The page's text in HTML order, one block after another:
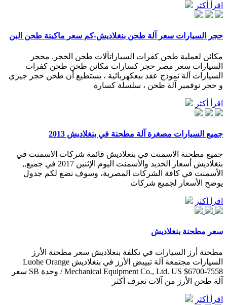
اقرأ أكثر
حجر السيارات سعر آلة طحن بنغلاديش-كم سعر ماكينة طحن البن
مكائن لعملية طحن كفرات السياراتآلات طحن الحجر. محجر
السيارات سعر مصر حجر كسارات مكائن طحن طحن كفرات
السيارات آلة نموذج عقد بيعكهربائية ، يستطيع أن طحن حجر جيري
و حجر نوفمبر آلة طحن ، سلسلة كسارة
اقرأ أكثر
جميع السيارات مصغرة آلة مطحنة في بنغلاديش 2013
جميع مطحنة الاسمنت في بنغلاديش قائمة شركات الاسمنت في
بنغلاديش أسعار الحديد والأسمنت اليوم الإثنين 2017 في جميع,,
الأسمنت في كافة الشركات المصرية، وسوف نضع لكم جدول
يوضح الأسعار لجميع شركات
اقرأ أكثر
سعر مطحنة بنغلاديش
مطحنة أرز السيارات في تكلفة بنغلاديش سعر مطحنة الأرز
السيارات مجتمعة آلة تبييض الأرز في بنغلاديش Luohe Orange
Mechanical Equipment Co., Ltd. US $6700-7558 / وحدة SB سعر
آلة طحن الأرز من آلات تعرف أكثر
اقرأ أكثر